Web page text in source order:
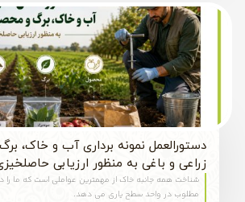
دستورالعمل نمونه برداری آب و خاک،
زراعی و باغی به منظور ارزیابی
شناخت همه جانبه خاك از مهمترين عواملي است كه ما را
مطلوب در واحد سطح ياري مي دهد.